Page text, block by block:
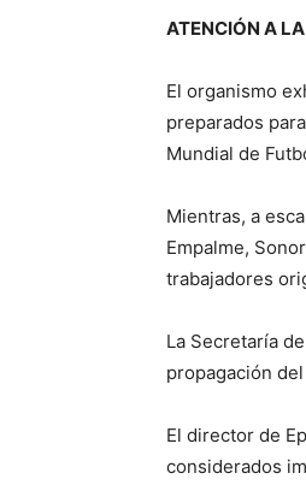
ATENCIÓN A
El organismo
preparados
Mundial de
Mientras, a
Empalme,
trabajadores
La Secretaría
propagación
El director de
considerados